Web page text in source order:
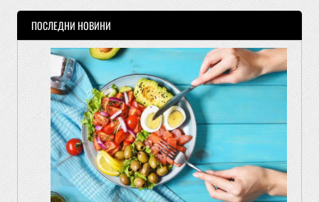
ПОСЛЕДНИ НОВИНИ